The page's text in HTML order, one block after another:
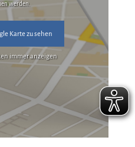
werden.
Karte zu sehen
immer anzeigen